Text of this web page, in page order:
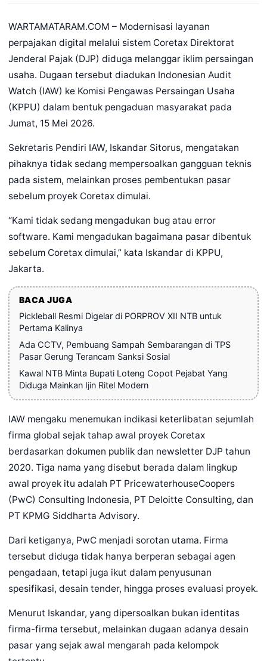
WARTAMATARAM.COM – Modernisasi layanan
perpajakan digital melalui sistem Coretax Direktorat
Jenderal Pajak (DJP) diduga melanggar iklim persaingan
usaha. Dugaan tersebut diadukan Indonesian Audit
Watch (IAW) ke Komisi Pengawas Persaingan Usaha
(KPPU) dalam bentuk pengaduan masyarakat pada
Jumat, 15 Mei 2026.
Sekretaris Pendiri IAW, Iskandar Sitorus, mengatakan
pihaknya tidak sedang mempersoalkan gangguan teknis
pada sistem, melainkan proses pembentukan pasar
sebelum proyek Coretax dimulai.
“Kami tidak sedang mengadukan bug atau error
software. Kami mengadukan bagaimana pasar dibentuk
sebelum Coretax dimulai,” kata Iskandar di KPPU,
Jakarta.
BACA JUGA
Pickleball Resmi Digelar di PORPROV XII NTB untuk
Pertama Kalinya
Ada CCTV, Pembuang Sampah Sembarangan di TPS
Pasar Gerung Terancam Sanksi Sosial
Kawal NTB Minta Bupati Loteng Copot Pejabat Yang
Diduga Mainkan Ijin Ritel Modern
IAW mengaku menemukan indikasi keterlibatan sejumlah
firma global sejak tahap awal proyek Coretax
berdasarkan dokumen publik dan newsletter DJP tahun
2020. Tiga nama yang disebut berada dalam lingkup
awal proyek itu adalah PT PricewaterhouseCoopers
(PwC) Consulting Indonesia, PT Deloitte Consulting, dan
PT KPMG Siddharta Advisory.
Dari ketiganya, PwC menjadi sorotan utama. Firma
tersebut diduga tidak hanya berperan sebagai agen
pengadaan, tetapi juga ikut dalam penyusunan
spesifikasi, desain tender, hingga proses evaluasi proyek.
Menurut Iskandar, yang dipersoalkan bukan identitas
firma-firma tersebut, melainkan dugaan adanya desain
pasar yang sejak awal mengarah pada kelompok